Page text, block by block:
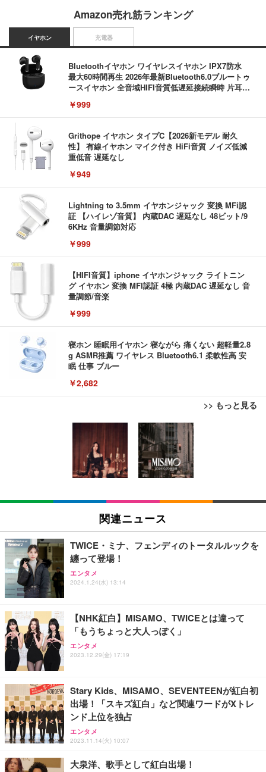
Amazon売れ筋ランキング
イヤホン
Bluetoothイヤホン ワイヤレスイヤホン IPX7防水
最大60時間再生 2026年最新Bluetooth6.0ブルートゥ
ースイヤホン 全音域HIFI音質低遅延接続瞬時 片耳/
用iPhone/Android対応 (002 black)
￥999
Grithope イヤホン タイプC【2026新モデル 耐久
性】 有線イヤホン マイク付き HiFi音質 ノイズ低減
重低音 遅延なし
￥949
Lightning to 3.5mm イヤホンジャック 変換 MFi認
証 【ハイレゾ音質】 内蔵DAC 遅延なし 48ビット/9
6KHz 音量調節対応
￥999
【HIFI音質】iphone イヤホンジャック ライトニン
グ イヤホン 変換 MFI認証 4極 内蔵DAC 遅延なし 音
量調節/音楽
￥999
寝ホン 睡眠用イヤホン 寝ながら 痛くない 超軽量2.8
g ASMR推薦 ワイヤレス Bluetooth6.1 柔軟性高 安
眠 仕事 ブルー
￥2,682
>> もっと見る
充電器
エレコム 充電器 Type-C USB-C 20W USB PD対応
ケーブル一体型 1.5m PSE認証品 GaN採用 折りたた
み式プラグ しろちゃん 【 iPhone16 15 等対応】 E
C-AC6920WF
￥1,090
モバイルバッテリー 大容量 30000mAh 【22.5W/20
ッテリー 5台同時充電 Type-C出力 スマホ 充電器 LC
D残量表示 LEDライト付き ストラップ付き 持ち運び
携帯充電器 停電対策 アウトドア/旅行/出張/防災/緊
急用 iOS/Android各種他対応 機内持込可 (高級白い)
エレコム 充電器 Type-C USB-C 20W USB PD対応 1
ポート PSE認証品 GaN採用 折りたたみ式プラグ ホ
ワイト 【 iPhone16 15 等対応】 EC-AC6820WH
エレコム 充電器 40W 2ポート Type-C USB PD対応
PPS対応 GaN II採用 折りたたみ式プラグ ホワイト
EC-AC10640WH
エレコム 65W 充電器 Type-C コンセント 急速 PD対
応 スイング式プラグ採用 PSE技術基準適合 ブラッ
ク EC-AC12465BK
￥2,190
関連ニュース
TWICE・ミナ、フェンディのトータルルックを
纏って登場！
エンタメ
2024.1.24(水) 13:14
【NHK紅白】MISAMO、TWICEとは違って
「もうちょっと大人っぽく」
エンタメ
2023.12.29(金) 17:19
Stary Kids、MISAMO、SEVENTEENが紅白初
出場！「スキズ紅白」など関連ワードがXトレ
ンド上位を独占
エンタメ
2023.11.14(火) 10:07
大泉洋、歌手として紅白出場！